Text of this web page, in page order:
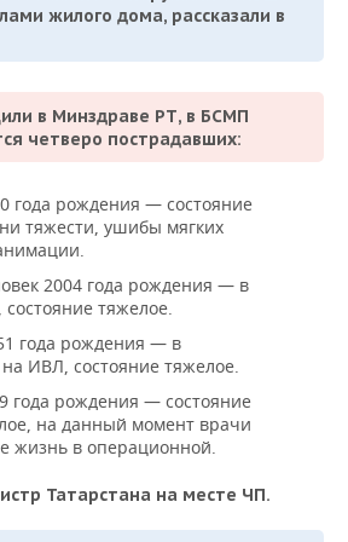
жилого дома, рассказали в
в Минздраве РТ, в БСМП
четверо пострадавших:
года рождения — состояние
тяжести, ушибы мягких
2004 года рождения — в
тяжелое.
года рождения — в
ИВЛ, состояние тяжелое.
года рождения — состояние
на данный момент врачи
жизнь в операционной.
Татарстана на месте ЧП.